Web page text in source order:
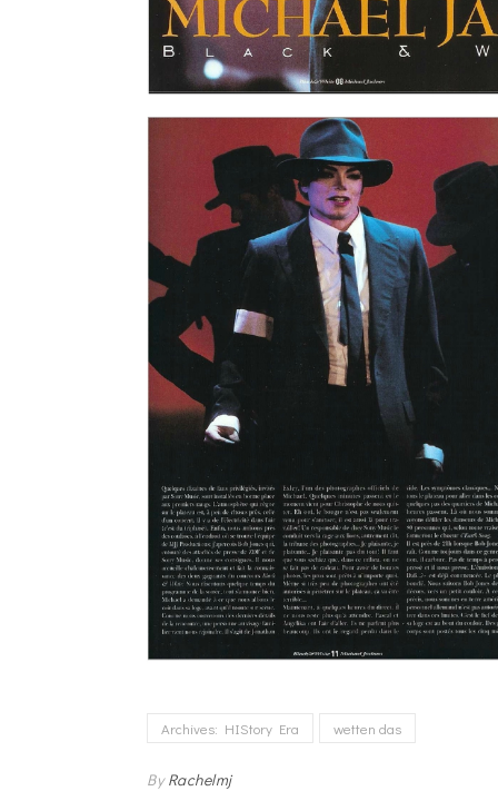
Archives: HIStory Era wetten das
ByRachelmj